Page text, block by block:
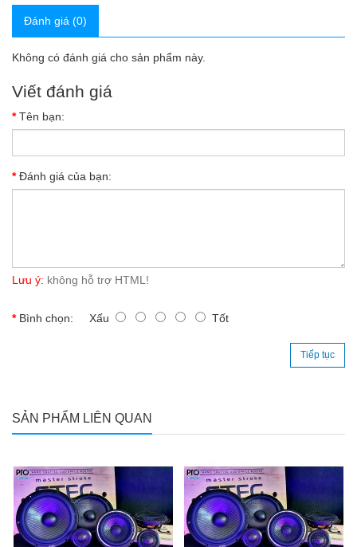
Đánh giá (0)
Không có đánh giá cho sản phẩm này.
Viết đánh giá
Tên bạn:
Đánh giá của bạn:
Lưu ý: không hỗ trợ HTML!
Bình chọn: Xấu Tốt
Tiếp tục
SẢN PHẨM LIÊN QUAN